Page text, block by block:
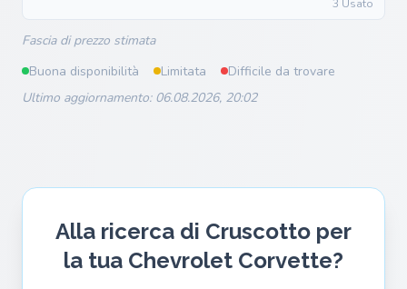
3 Usato
Fascia di prezzo stimata
Buona disponibilità
Limitata
Difficile da trovare
Ultimo aggiornamento: 06.08.2026, 20:02
Alla ricerca di Cruscotto per
la tua Chevrolet Corvette?